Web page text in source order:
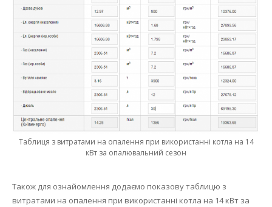
Таблиця з витратами на опалення при використанні котла на 14
кВт за опалювальний сезон
Також для ознайомлення додаємо показову таблицю з
витратами на опалення при використанні котла на 14 кВт за